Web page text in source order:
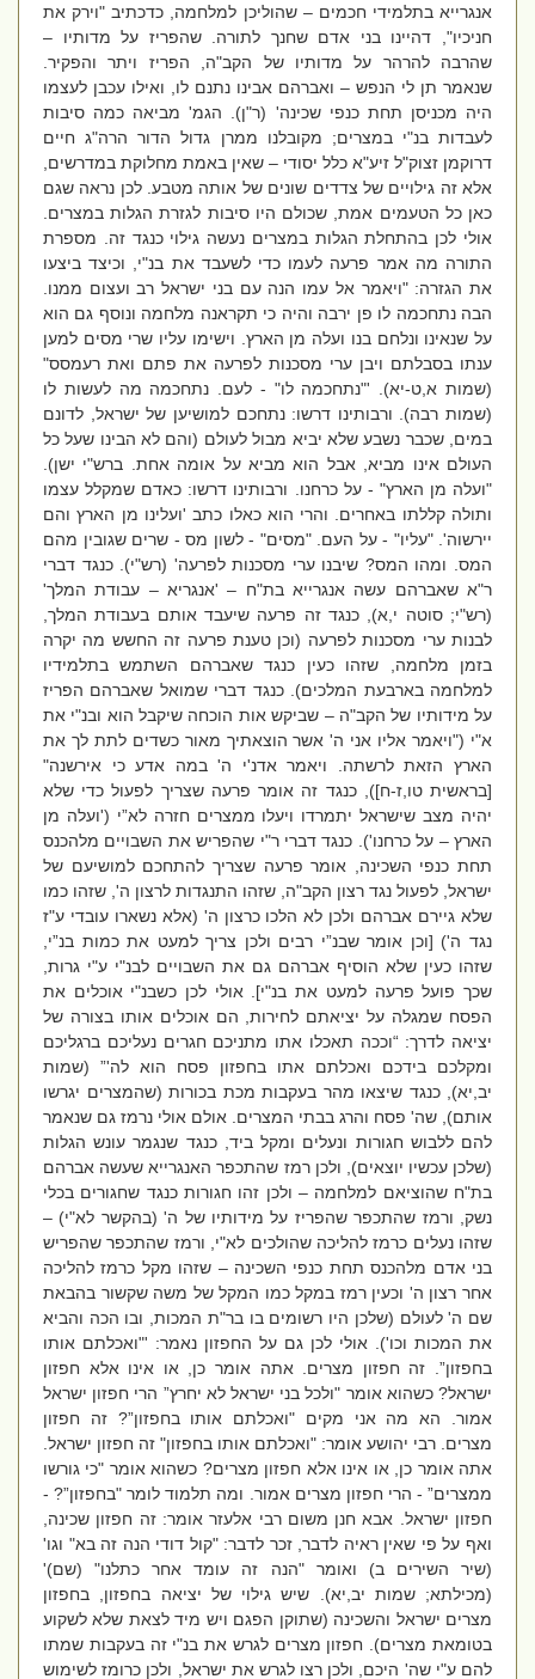
אנגרייא בתלמידי חכמים – שהוליכן למלחמה, כדכתיב "וירק את
חניכיו", דהיינו בני אדם שחנך לתורה. שהפריז על מדותיו –
שהרבה להרהר על מדותיו של הקב"ה, הפריז ויתר והפקיר.
שנאמר תן לי הנפש – ואברהם אבינו נתנם לו, ואילו עכבן לעצמו
היה מכניסן תחת כנפי שכינה' (ר"ן). הגמ' מביאה כמה סיבות
לעבדות בנ"י במצרים; מקובלנו ממרן גדול הדור הרה"ג חיים
דרוקמן זצוק"ל זיע"א כלל יסודי – שאין באמת מחלוקת במדרשים,
אלא זה גילויים של צדדים שונים של אותה מטבע. לכן נראה שגם
כאן כל הטעמים אמת, שכולם היו סיבות לגזרת הגלות במצרים.
אולי לכן בהתחלת הגלות במצרים נעשה גילוי כנגד זה. מספרת
התורה מה אמר פרעה לעמו כדי לשעבד את בנ"י, וכיצד ביצעו
את הגזרה: "ויאמר אל עמו הנה עם בני ישראל רב ועצום ממנו.
הבה נתחכמה לו פן ירבה והיה כי תקראנה מלחמה ונוסף גם הוא
על שנאינו ונלחם בנו ועלה מן הארץ. וישימו עליו שרי מסים למען
ענתו בסבלתם ויבן ערי מסכנות לפרעה את פתם ואת רעמסס"
(שמות א,ט-יא). '"נתחכמה לו" - לעם. נתחכמה מה לעשות לו
(שמות רבה). ורבותינו דרשו: נתחכם למושיען של ישראל, לדונם
במים, שכבר נשבע שלא יביא מבול לעולם (והם לא הבינו שעל כל
העולם אינו מביא, אבל הוא מביא על אומה אחת. ברש"י ישן).
"ועלה מן הארץ" - על כרחנו. ורבותינו דרשו: כאדם שמקלל עצמו
ותולה קללתו באחרים. והרי הוא כאלו כתב 'ועלינו מן הארץ והם
יירשוה'. "עליו" - על העם. "מסים" - לשון מס - שרים שגובין מהם
המס. ומהו המס? שיבנו ערי מסכנות לפרעה' (רש"י). כנגד דברי
ר"א שאברהם עשה אנגרייא בת"ח – 'אנגריא – עבודת המלך'
(רש"י; סוטה י,א), כנגד זה פרעה שיעבד אותם בעבודת המלך,
לבנות ערי מסכנות לפרעה (וכן טענת פרעה זה החשש מה יקרה
בזמן מלחמה, שזהו כעין כנגד שאברהם השתמש בתלמידיו
למלחמה בארבעת המלכים). כנגד דברי שמואל שאברהם הפריז
על מידותיו של הקב"ה – שביקש אות הוכחה שיקבל הוא ובנ"י את
א"י ("ויאמר אליו אני ה' אשר הוצאתיך מאור כשדים לתת לך את
הארץ הזאת לרשתה. ויאמר אדנ'י ה' במה אדע כי אירשנה"
[בראשית טו,ז-ח]), כנגד זה אומר פרעה שצריך לפעול כדי שלא
יהיה מצב שישראל יתמרדו ויעלו ממצרים חזרה לא”י ('ועלה מן
הארץ – על כרחנו'). כנגד דברי ר"י שהפריש את השבויים מלהכנס
תחת כנפי השכינה, אומר פרעה שצריך להתחכם למושיעם של
ישראל, לפעול נגד רצון הקב"ה, שזהו התנגדות לרצון ה', שזהו כמו
שלא גיירם אברהם ולכן לא הלכו כרצון ה' (אלא נשארו עובדי ע"ז
נגד ה') [וכן אומר שבנ”י רבים ולכן צריך למעט את כמות בנ”י,
שזהו כעין שלא הוסיף אברהם גם את השבויים לבנ"י ע"י גרות,
שכך פועל פרעה למעט את בנ"י]. אולי לכן כשבנ"י אוכלים את
הפסח שמגלה על יציאתם לחירות, הם אוכלים אותו בצורה של
יציאה לדרך: “וככה תאכלו אתו מתניכם חגרים נעליכם ברגליכם
ומקלכם בידכם ואכלתם אתו בחפזון פסח הוא לה'” (שמות
יב,יא), כנגד שיצאו מהר בעקבות מכת בכורות (שהמצרים יגרשו
אותם), שה' פסח והרג בבתי המצרים. אולם אולי נרמז גם שנאמר
להם ללבוש חגורות ונעלים ומקל ביד, כנגד שנגמר עונש הגלות
(שלכן עכשיו יוצאים), ולכן רמז שהתכפר האנגרייא שעשה אברהם
בת"ח שהוציאם למלחמה – ולכן זהו חגורות כנגד שחגורים בכלי
נשק, ורמז שהתכפר שהפריז על מידותיו של ה' (בהקשר לא"י) –
שזהו נעלים כרמז להליכה שהולכים לא"י, ורמז שהתכפר שהפריש
בני אדם מלהכנס תחת כנפי השכינה – שזהו מקל כרמז להליכה
אחר רצון ה' וכעין רמז במקל כמו המקל של משה שקשור בהבאת
שם ה' לעולם (שלכן היו רשומים בו בר"ת המכות, ובו הכה והביא
את המכות וכו'). אולי לכן גם על החפזון נאמר: '"ואכלתם אותו
בחפזון”. זה חפזון מצרים. אתה אומר כן, או אינו אלא חפזון
ישראל? כשהוא אומר "ולכל בני ישראל לא יחרץ” הרי חפזון ישראל
אמור. הא מה אני מקים "ואכלתם אותו בחפזון”? זה חפזון
מצרים. רבי יהושע אומר: "ואכלתם אותו בחפזון" זה חפזון ישראל.
אתה אומר כן, או אינו אלא חפזון מצרים? כשהוא אומר "כי גורשו
ממצרים” - הרי חפזון מצרים אמור. ומה תלמוד לומר "בחפזון”? -
חפזון ישראל. אבא חנן משום רבי אלעזר אומר: זה חפזון שכינה,
ואף על פי שאין ראיה לדבר, זכר לדבר: "קול דודי הנה זה בא" וגו'
(שיר השירים ב) ואומר "הנה זה עומד אחר כתלנו" (שם)'
(מכילתא; שמות יב,יא). שיש גילוי של יציאה בחפזון, בחפזון
מצרים ישראל והשכינה (שתוקן הפגם ויש מיד לצאת שלא לשקוע
בטומאת מצרים). חפזון מצרים לגרש את בנ"י זה בעקבות שמתו
להם ע"י שה' היכם, ולכן רצו לגרש את ישראל, ולכן כרומז לשימוש